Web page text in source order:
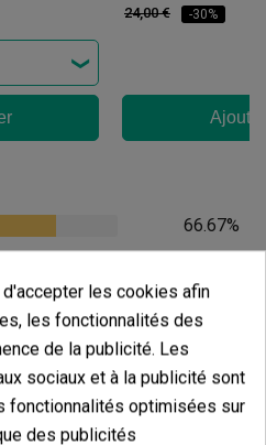
24,00 € -30%
66.67%
0.00%
33.33%
commentaire
les cookies afin
les fonctionnalités des
de la publicité. Les
sociaux et à la publicité sont
fonctionnalités optimisées sur
des publicités